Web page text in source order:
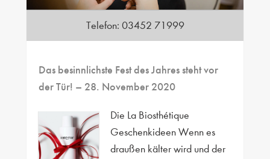
Telefon: 03452 71999
Das besinnlichste Fest des Jahres steht vor
der Tür! – 28. November 2020
Die La Biosthétique
Geschenkideen Wenn es
draußen kälter wird und der